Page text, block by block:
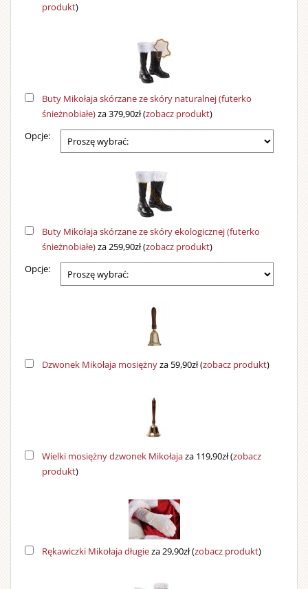
produkt)
Buty Mikołaja skórzane ze skóry naturalnej (futerko
śnieżnobiałe)za 379,90zł(zobacz produkt)
Opcje:
Buty Mikołaja skórzane ze skóry ekologicznej (futerko
śnieżnobiałe)za 259,90zł(zobacz produkt)
Opcje:
Dzwonek Mikołaja mosiężnyza 59,90zł(zobacz produkt)
Wielki mosiężny dzwonek Mikołajaza 119,90zł(zobacz
produkt)
Rękawiczki Mikołaja długieza 29,90zł(zobacz produkt)